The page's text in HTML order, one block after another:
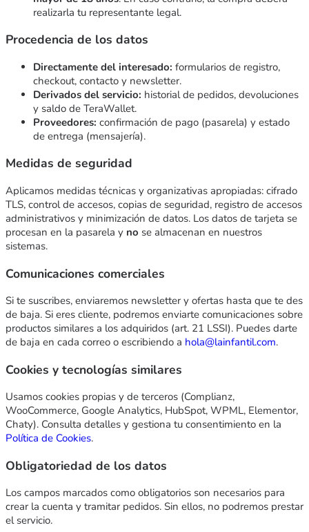
realizarla tu representante legal.
Procedencia de los datos
Directamente del interesado: formularios de registro,
checkout, contacto y newsletter.
Derivados del servicio: historial de pedidos, devoluciones
y saldo de TeraWallet.
Proveedores: confirmación de pago (pasarela) y estado
de entrega (mensajería).
Medidas de seguridad
Aplicamos medidas técnicas y organizativas apropiadas: cifrado
TLS, control de accesos, copias de seguridad, registro de accesos
administrativos y minimización de datos. Los datos de tarjeta se
procesan en la pasarela y no se almacenan en nuestros
sistemas.
Comunicaciones comerciales
Si te suscribes, enviaremos newsletter y ofertas hasta que te des
de baja. Si eres cliente, podremos enviarte comunicaciones sobre
productos similares a los adquiridos (art. 21 LSSI). Puedes darte
de baja en cada correo o escribiendo a hola@lainfantil.com.
Cookies y tecnologías similares
Usamos cookies propias y de terceros (Complianz,
WooCommerce, Google Analytics, HubSpot, WPML, Elementor,
Chaty). Consulta detalles y gestiona tu consentimiento en la
Política de Cookies.
Obligatoriedad de los datos
Los campos marcados como obligatorios son necesarios para
crear la cuenta y tramitar pedidos. Sin ellos, no podremos prestar
el servicio.